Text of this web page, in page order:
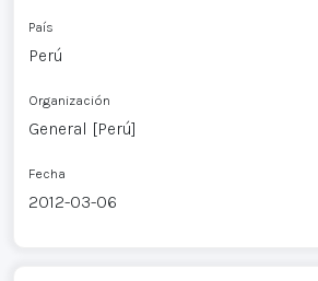
País
Perú
Organización
General [Perú]
Fecha
2012-03-06